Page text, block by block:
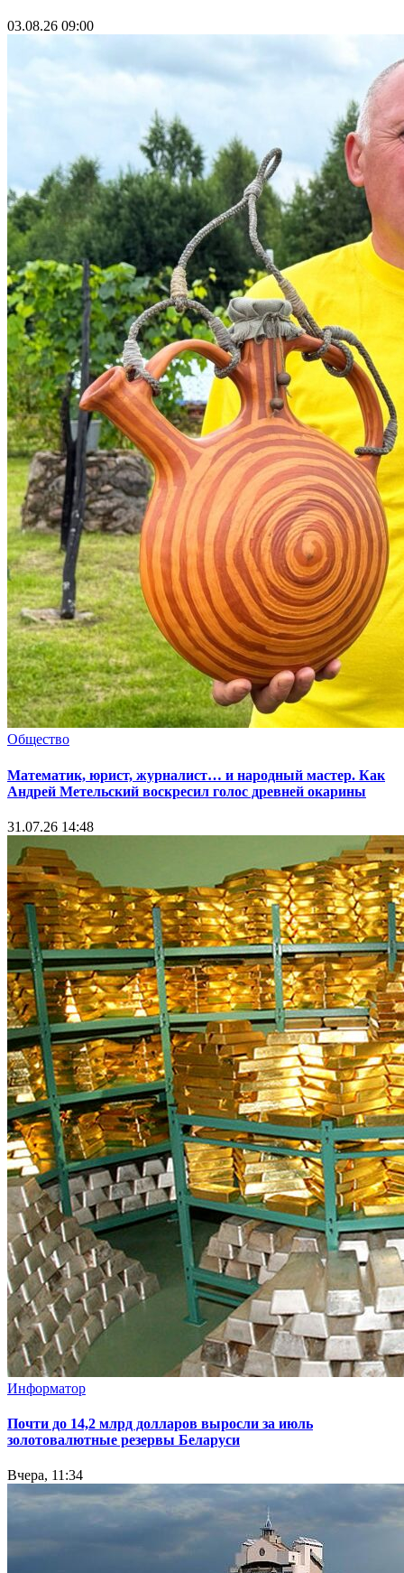
03.08.26 09:00
Общество
Математик, юрист, журналист… и народный мастер. Как
Андрей Метельский воскресил голос древней окарины
31.07.26 14:48
Информатор
Почти до 14,2 млрд долларов выросли за июль
золотовалютные резервы Беларуси
Вчера, 11:34